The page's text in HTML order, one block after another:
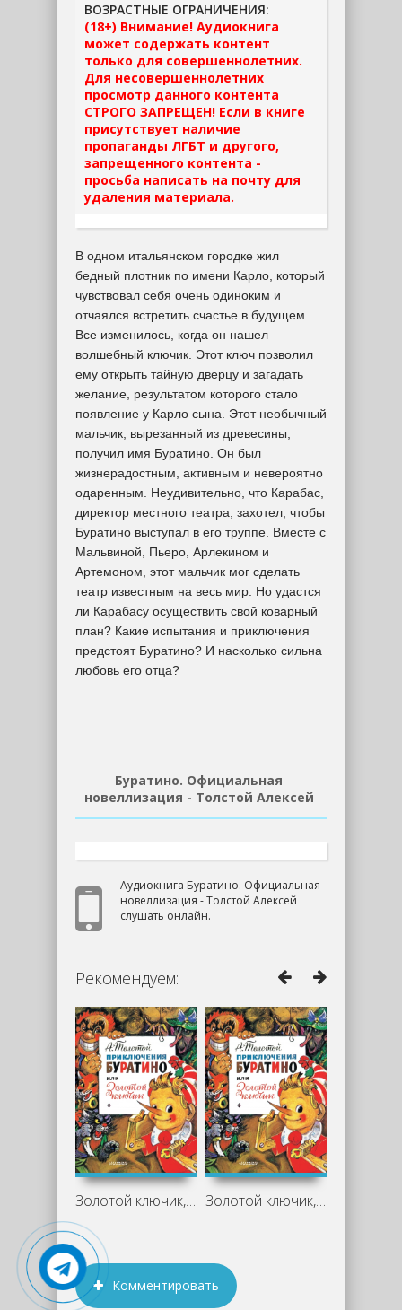
ВОЗРАСТНЫЕ ОГРАНИЧЕНИЯ:
(18+) Внимание! Аудиокнига
может содержать контент
только для совершеннолетних.
Для несовершеннолетних
просмотр данного контента
СТРОГО ЗАПРЕЩЕН! Если в книге
присутствует наличие
пропаганды ЛГБТ и другого,
запрещенного контента -
просьба написать на почту для
удаления материала.
В одном итальянском городке жил
бедный плотник по имени Карло, который
чувствовал себя очень одиноким и
отчаялся встретить счастье в будущем.
Все изменилось, когда он нашел
волшебный ключик. Этот ключ позволил
ему открыть тайную дверцу и загадать
желание, результатом которого стало
появление у Карло сына. Этот необычный
мальчик, вырезанный из древесины,
получил имя Буратино. Он был
жизнерадостным, активным и невероятно
одаренным. Неудивительно, что Карабас,
директор местного театра, захотел, чтобы
Буратино выступал в его труппе. Вместе с
Мальвиной, Пьеро, Арлекином и
Артемоном, этот мальчик мог сделать
театр известным на весь мир. Но удастся
ли Карабасу осуществить свой коварный
план? Какие испытания и приключения
предстоят Буратино? И насколько сильна
любовь его отца?
Буратино. Официальная
новеллизация - Толстой Алексей
Аудиокнига Буратино. Официальная
новеллизация - Толстой Алексей
слушать онлайн.
Рекомендуем:
Золотой ключик, или Приключения Золотой ключик, или Приключения
Комментировать